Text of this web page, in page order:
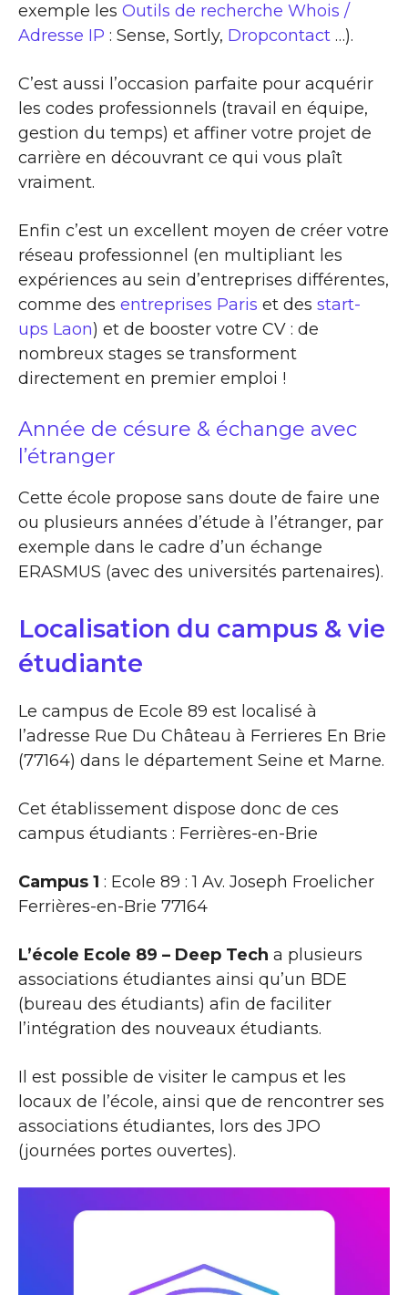
exemple les Outils de recherche Whois /
Adresse IP : Sense, Sortly, Dropcontact …).
C’est aussi l’occasion parfaite pour acquérir
les codes professionnels (travail en équipe,
gestion du temps) et affiner votre projet de
carrière en découvrant ce qui vous plaît
vraiment.
Enfin c’est un excellent moyen de créer votre
réseau professionnel (en multipliant les
expériences au sein d’entreprises différentes,
comme des entreprises Paris et des start-
ups Laon) et de booster votre CV : de
nombreux stages se transforment
directement en premier emploi !
Année de césure & échange avec
l’étranger
Cette école propose sans doute de faire une
ou plusieurs années d’étude à l’étranger, par
exemple dans le cadre d’un échange
ERASMUS (avec des universités partenaires).
Localisation du campus & vie
étudiante
Le campus de Ecole 89 est localisé à
l’adresse Rue Du Château à Ferrieres En Brie
(77164) dans le département Seine et Marne.
Cet établissement dispose donc de ces
campus étudiants : Ferrières-en-Brie
Campus 1 : Ecole 89 : 1 Av. Joseph Froelicher
Ferrières-en-Brie 77164
L’école Ecole 89 – Deep Tech a plusieurs
associations étudiantes ainsi qu’un BDE
(bureau des étudiants) afin de faciliter
l’intégration des nouveaux étudiants.
Il est possible de visiter le campus et les
locaux de l’école, ainsi que de rencontrer ses
associations étudiantes, lors des JPO
(journées portes ouvertes).